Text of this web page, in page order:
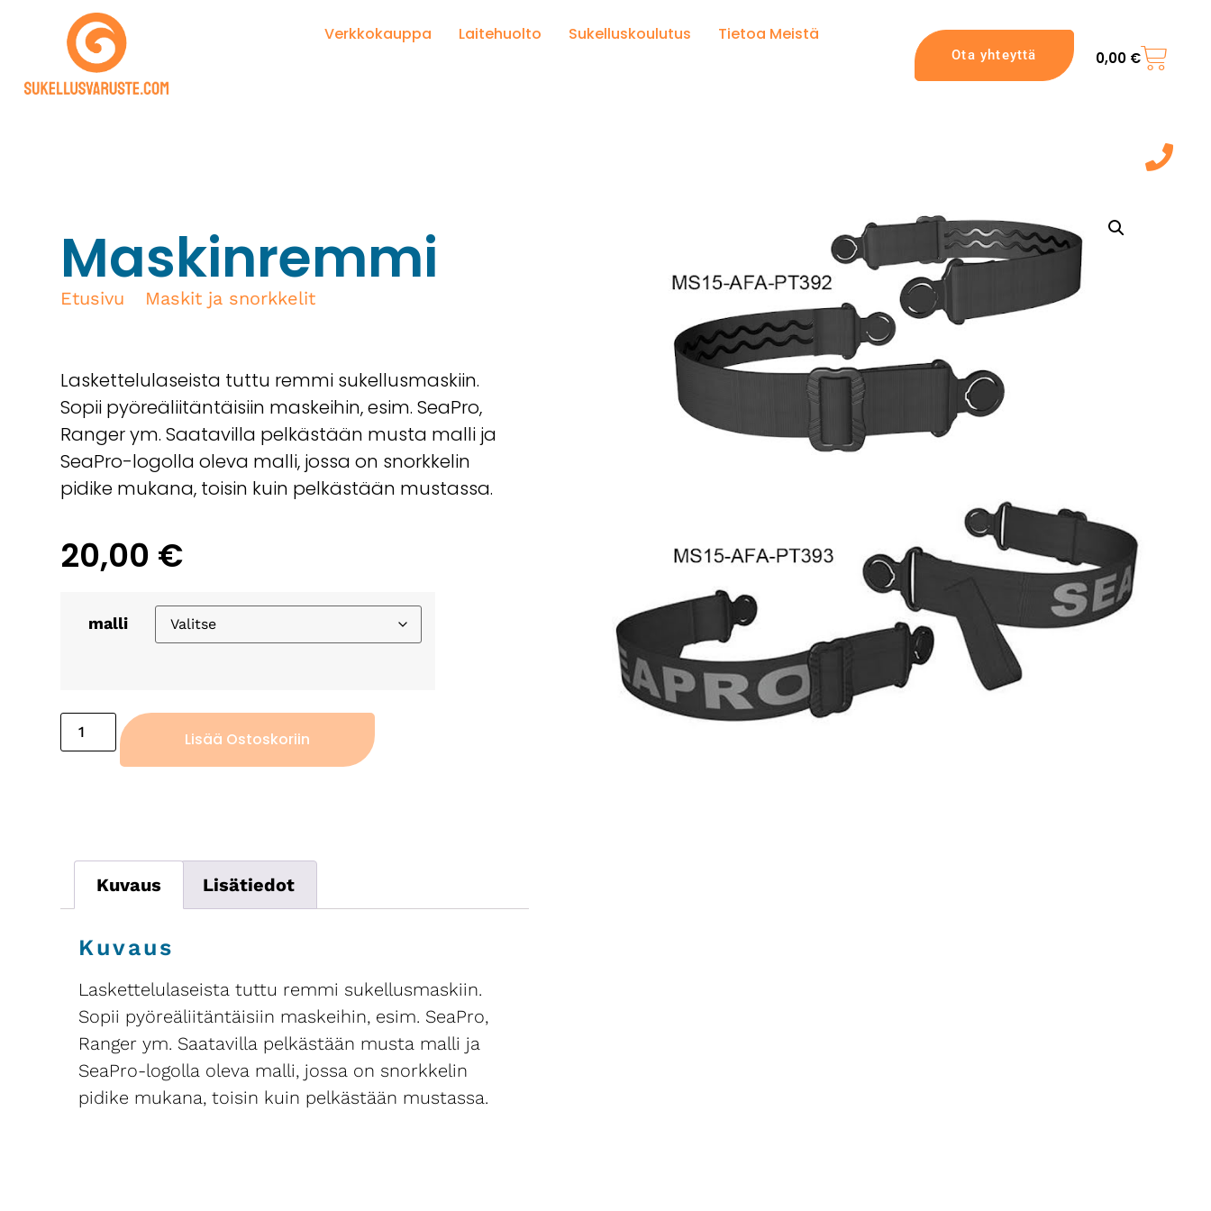
Verkkokauppa Laitehuolto Sukelluskoulutus Tietoa Meistä
0,00 €
(9:00 - 20:00)
Ota yhteyttä
Maskinremmi
Etusivu Maskit ja snorkkelit
Laskettelulaseista tuttu remmi sukellusmaskiin.
Sopii pyöreäliitäntäisiin maskeihin, esim. SeaPro,
Ranger ym. Saatavilla pelkästään musta malli ja
SeaPro-logolla oleva malli, jossa on snorkkelin
pidike mukana, toisin kuin pelkästään mustassa.
20,00 €
malli
Lisää Ostoskoriin
Kuvaus Lisätiedot
Kuvaus
Laskettelulaseista tuttu remmi sukellusmaskiin.
Sopii pyöreäliitäntäisiin maskeihin, esim. SeaPro,
Ranger ym. Saatavilla pelkästään musta malli ja
SeaPro-logolla oleva malli, jossa on snorkkelin
pidike mukana, toisin kuin pelkästään mustassa.